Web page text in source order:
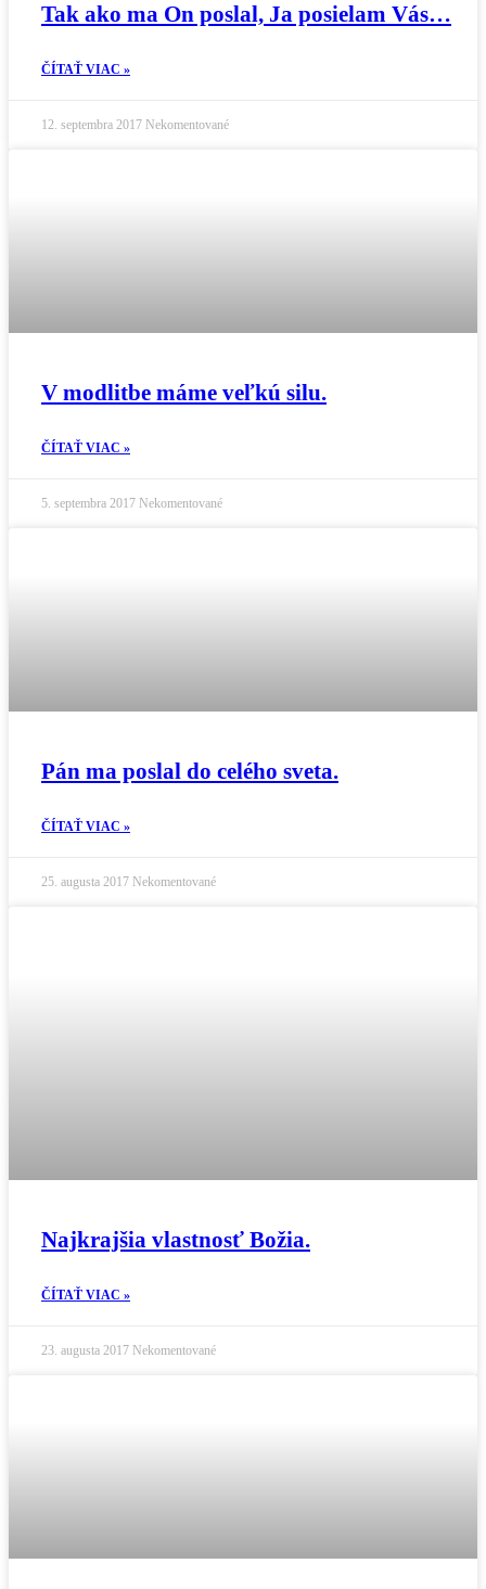
Tak ako ma On poslal, Ja posielam Vás…
ČÍTAŤ VIAC »
12. septembra 2017 Nekomentované
V modlitbe máme veľkú silu.
ČÍTAŤ VIAC »
5. septembra 2017 Nekomentované
Pán ma poslal do celého sveta.
ČÍTAŤ VIAC »
25. augusta 2017 Nekomentované
Najkrajšia vlastnosť Božia.
ČÍTAŤ VIAC »
23. augusta 2017 Nekomentované